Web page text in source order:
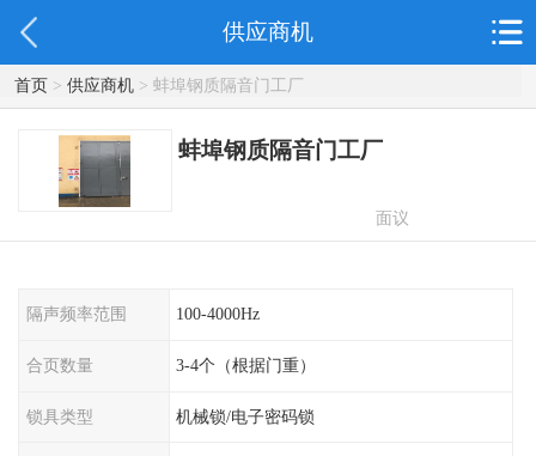
供应商机
首页> 供应商机> 蚌埠钢质隔音门工厂
蚌埠钢质隔音门工厂
面议
隔声频率范围 100-4000Hz
合页数量 3-4个（根据门重）
锁具类型 机械锁/电子密码锁